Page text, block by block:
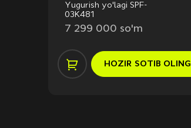
Yugurish yo'lagi SPF-
03K481
7 299 000 so'm
HOZIR SOTIB OLING